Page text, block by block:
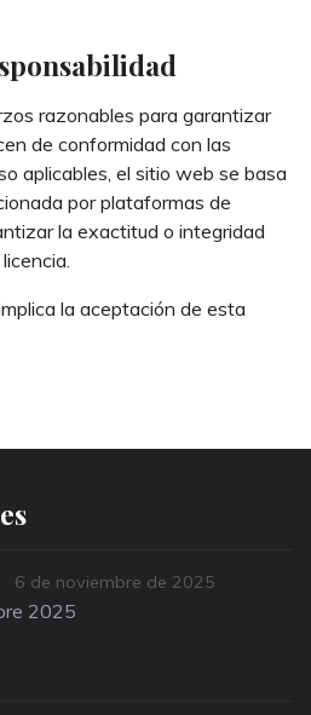
razonables para garantizar
de conformidad con las
aplicables, el sitio web se basa
por plataformas de
la exactitud o integridad
la aceptación de esta
Posted
on
6 de noviembre de 2025
2025